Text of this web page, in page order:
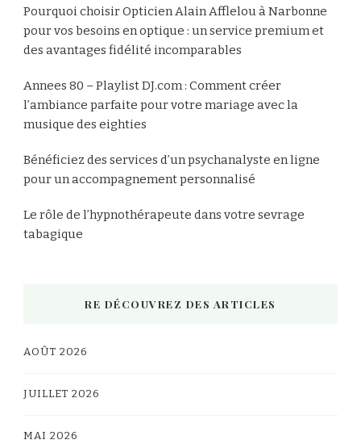
Pourquoi choisir Opticien Alain Afflelou à Narbonne
pour vos besoins en optique : un service premium et
des avantages fidélité incomparables
Annees 80 – Playlist DJ.com : Comment créer
l’ambiance parfaite pour votre mariage avec la
musique des eighties
Bénéficiez des services d’un psychanalyste en ligne
pour un accompagnement personnalisé
Le rôle de l’hypnothérapeute dans votre sevrage
tabagique
RE DÉCOUVREZ DES ARTICLES
AOÛT 2026
JUILLET 2026
MAI 2026